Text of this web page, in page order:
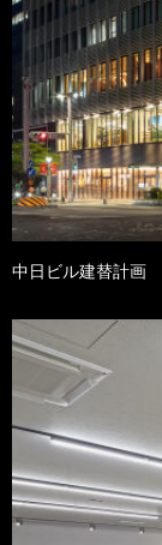
中日ビル建替計画